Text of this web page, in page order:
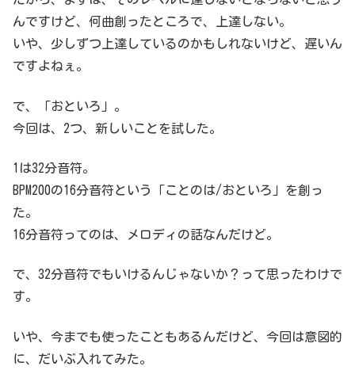
んですけど、何曲創ったところで、上達しない。
いや、少しずつ上達しているのかもしれないけど、遅いん
ですよねぇ。
で、「おといろ」。
今回は、2つ、新しいことを試した。
1は32分音符。
BPM200の16分音符という「ことのは/おといろ」を創っ
た。
16分音符ってのは、メロディの話なんだけど。
で、32分音符でもいけるんじゃないか？って思ったわけで
す。
いや、今までも使ったこともあるんだけど、今回は意図的
に、だいぶ入れてみた。